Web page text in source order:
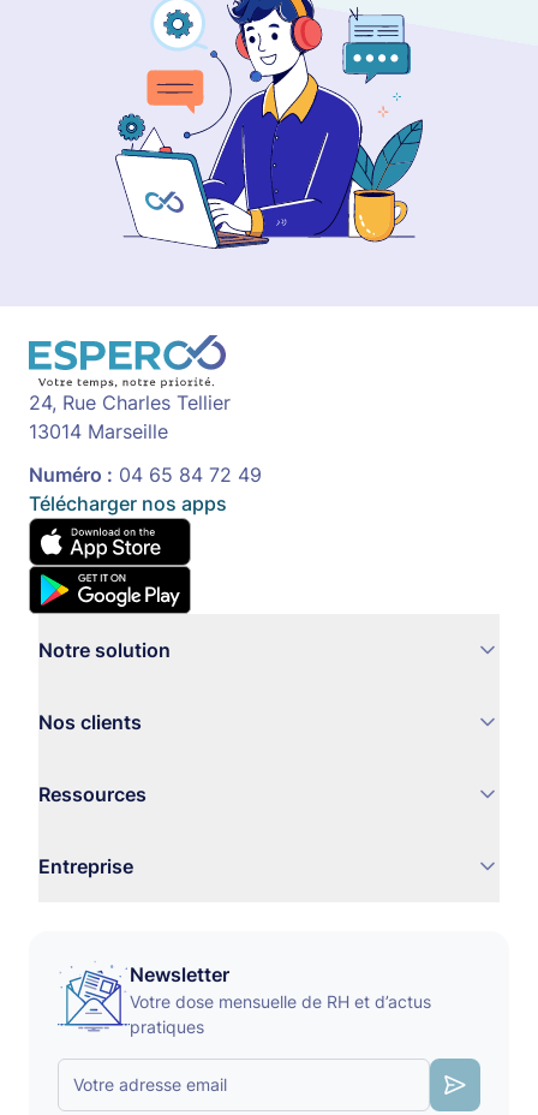
24, Rue Charles Tellier
13014 Marseille
Numéro : 04 65 84 72 49
Télécharger nos apps
Notre solution
Nos clients
Ressources
Entreprise
Newsletter
Votre dose mensuelle de RH et d’actus
pratiques
Votre adresse email